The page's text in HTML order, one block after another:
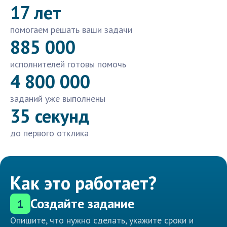
17 лет
помогаем решать ваши задачи
885 000
исполнителей готовы помочь
4 800 000
заданий уже выполнены
35 секунд
до первого отклика
Как это работает?
1 Создайте задание
Опишите, что нужно сделать, укажите сроки и